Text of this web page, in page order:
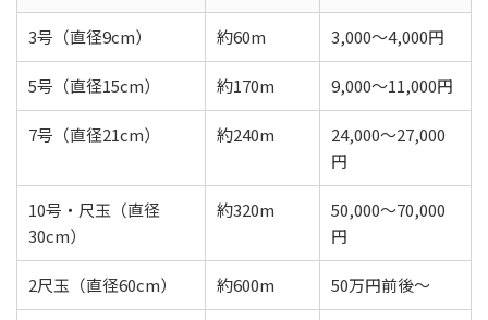
3号（直径9cm） 約60m 3,000〜4,000円
5号（直径15cm） 約170m 9,000〜11,000円
7号（直径21cm） 約240m
24,000〜27,000
円
10号・尺玉（直径
30cm）
約320m
50,000〜70,000
円
2尺玉（直径60cm） 約600m 50万円前後〜